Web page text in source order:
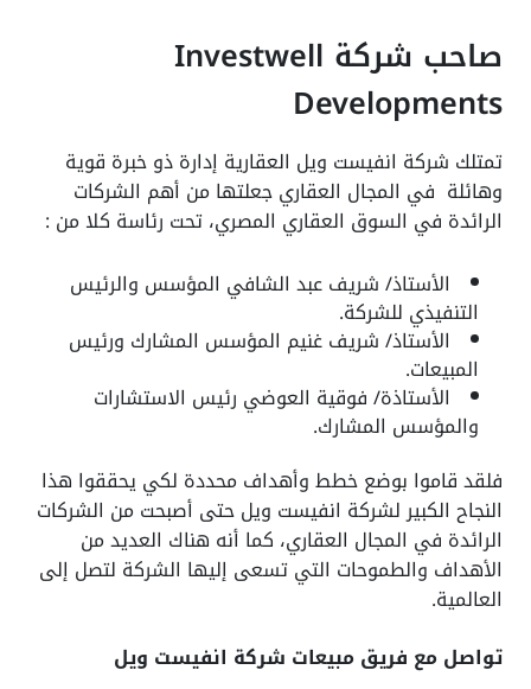
صاحب شركة Investwell
Developments
تمتلك شركة انفيست ويل العقارية إدارة ذو خبرة قوية
وهائلة في المجال العقاري جعلتها من أهم الشركات
الرائدة في السوق العقاري المصري، تحت رئاسة كلا من :
الأستاذ/ شريف عبد الشافي المؤسس والرئيس
التنفيذي للشركة.
الأستاذ/ شريف غنيم المؤسس المشارك ورئيس
المبيعات.
الأستاذة/ فوقية العوضي رئيس الاستشارات
والمؤسس المشارك.
فلقد قاموا بوضع خطط وأهداف محددة لكي يحققوا هذا
النجاح الكبير لشركة انفيست ويل حتى أصبحت من الشركات
الرائدة في المجال العقاري، كما أنه هناك العديد من
الأهداف والطموحات التي تسعى إليها الشركة لتصل إلى
العالمية.
تواصل مع فريق مبيعات شركة انفيست ويل